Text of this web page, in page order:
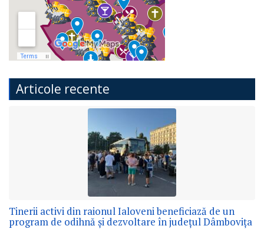
Articole recente
Tinerii activi din raionul Ialoveni beneficiază de un
program de odihnă și dezvoltare în județul Dâmbovița